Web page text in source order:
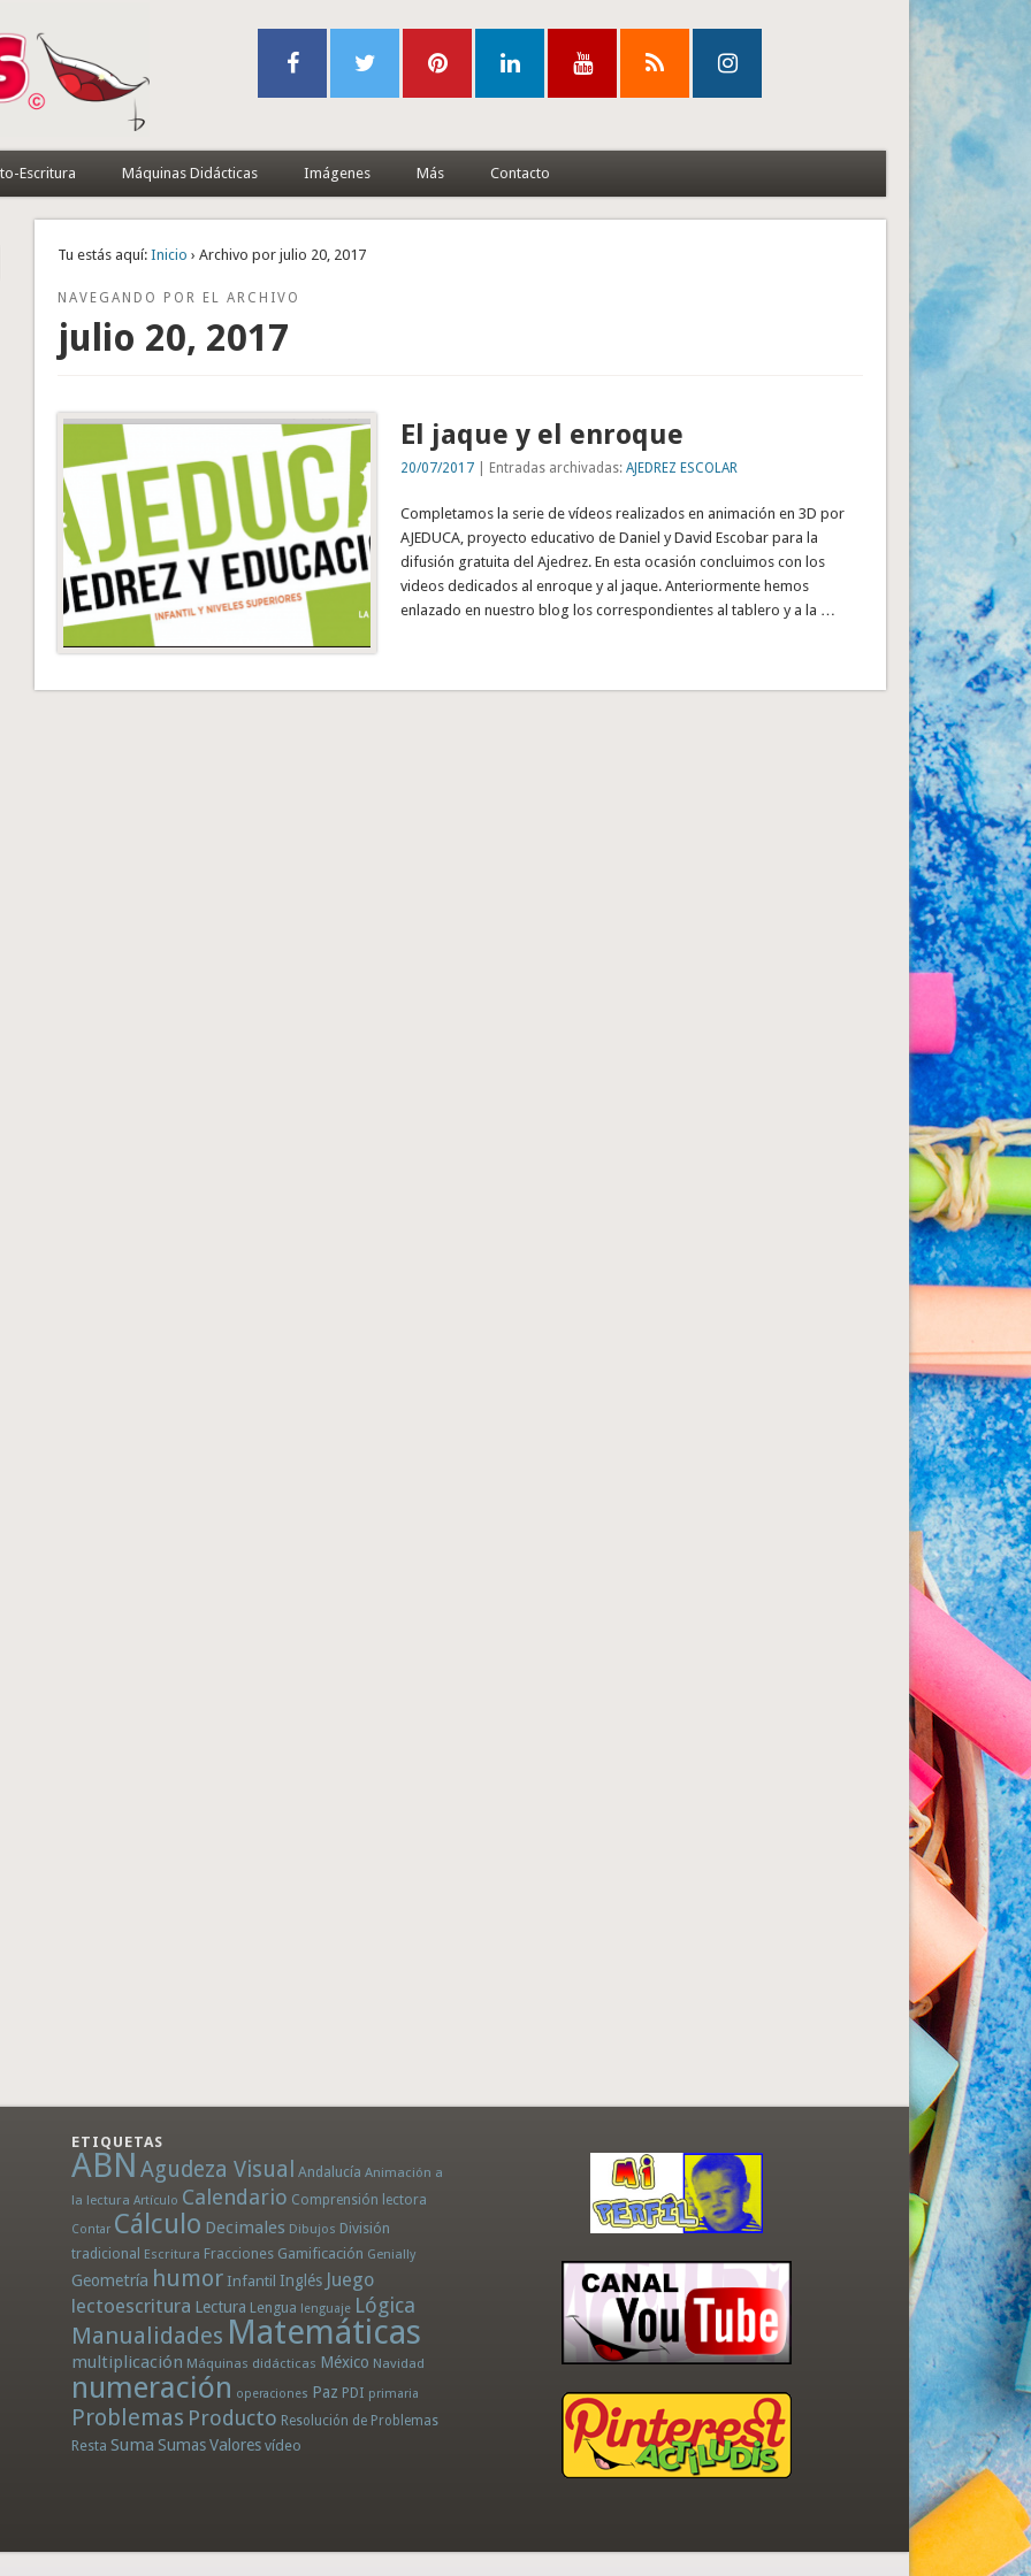
Escritura Máquinas Didácticas Imágenes Más Contacto
Tu estás aquí: Inicio › Archivo por julio 20, 2017
NAVEGANDO POR EL ARCHIVO
julio 20, 2017
El jaque y el enroque
20/07/2017| Entradas archivadas: AJEDREZ ESCOLAR
Completamos la serie de vídeos realizados en animación en 3D por
AJEDUCA, proyecto educativo de Daniel y David Escobar para la
difusión gratuita del Ajedrez. En esta ocasión concluimos con los
videos dedicados al enroque y al jaque. Anteriormente hemos
enlazado en nuestro blog los correspondientes al tablero y a la …
ETIQUETAS
ABN Agudeza Visual Andalucía Animación a
la lectura Artículo Calendario Comprensión lectora
Contar Cálculo Decimales Dibujos División
tradicional Escritura Fracciones Gamificación Genially
Geometría humor Infantil Inglés Juego
lectoescritura Lectura Lengua lenguaje Lógica
Manualidades Matemáticas
multiplicación Máquinas didácticas México Navidad
numeración operaciones Paz PDI primaria
Problemas Producto Resolución de Problemas
Resta Suma SumasValores vídeo